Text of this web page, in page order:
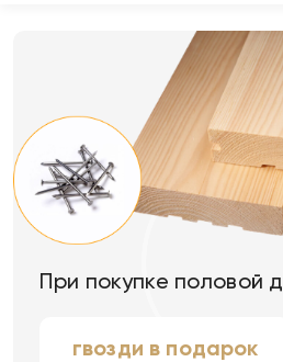
При покупке половой
гвозди в подарок